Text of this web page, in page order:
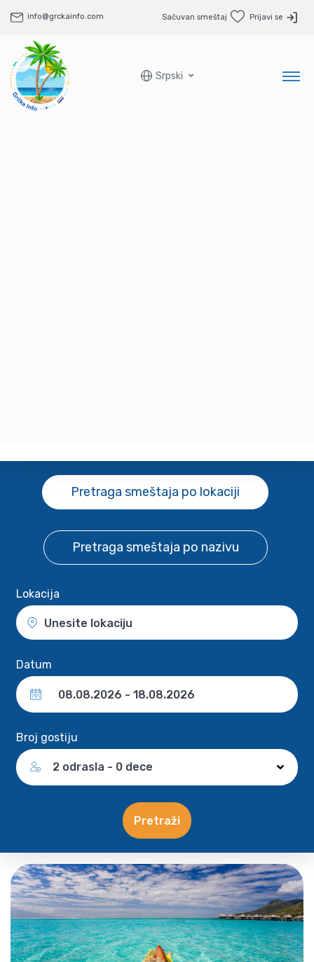
info@grckainfo.com Sačuvan smeštaj Prijavi se
Srpski
Pretraga smeštaja po lokaciji
Pretraga smeštaja po nazivu
Lokacija
Unesite lokaciju
Datum
Broj gostiju
2 odrasla - 0 dece
Pretraži